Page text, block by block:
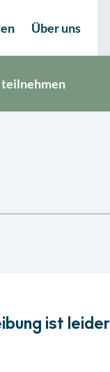
Über uns
teilnehmen
ist